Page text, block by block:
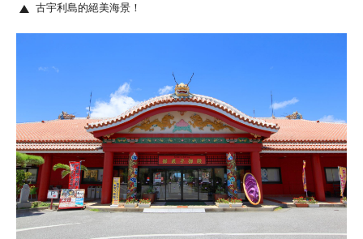
古宇利島的絕美海景！